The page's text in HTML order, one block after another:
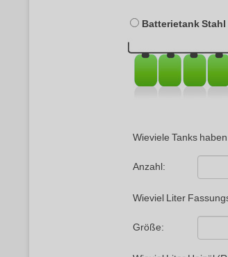
Batterietank Stahl
Wieviele Tanks
Anzahl:
Wieviel Liter
Größe: